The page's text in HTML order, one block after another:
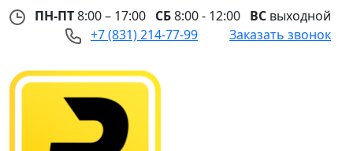
ПН-ПТ8:00 – 17:00 СБ8:00 - 12:00 ВС выходной
+7 (831) 214-77-99
Заказать звонок